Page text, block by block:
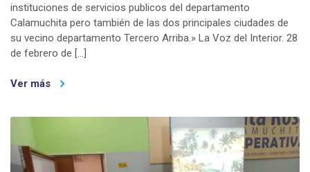
instituciones de servicios publicos del departamento
Calamuchita pero también de las dos principales ciudades de
su vecino departamento Tercero Arriba.» La Voz del Interior. 28
de febrero de […]
Ver más